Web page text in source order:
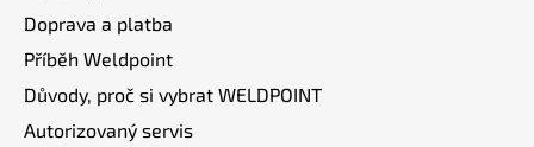
Doprava a platba
Příběh Weldpoint
Důvody, proč si vybrat WELDPOINT
Autorizovaný servis